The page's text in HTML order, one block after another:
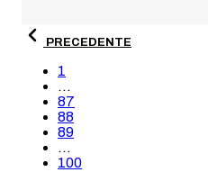
PRECEDENTE
1
...
87
88
89
...
100